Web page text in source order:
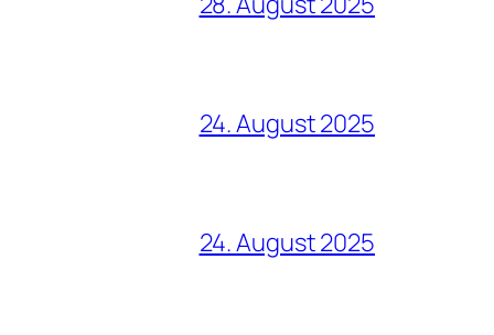
24. August 2025
24. August 2025